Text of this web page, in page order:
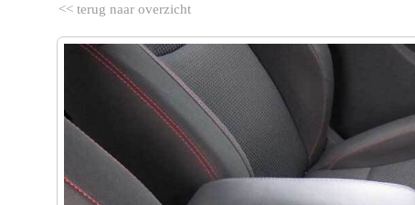
<< terug naar overzicht